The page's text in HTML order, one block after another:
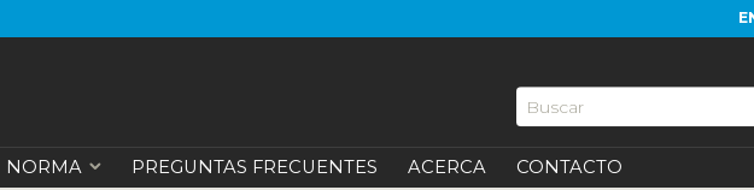
NORMA PREGUNTAS FRECUENTES ACERCA CONTACTO